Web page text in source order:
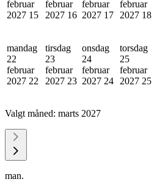
februar
2027 15
februar
2027 16
februar
2027 17
februar
2027 18
mandag
22
februar
2027 22
tirsdag
23
februar
2027 23
onsdag
24
februar
2027 24
torsdag
25
februar
2027 25
Valgt måned: marts 2027
man.